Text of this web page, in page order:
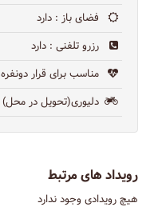
فضای باز : دارد
رزرو تلفنی : دارد
مناسب برای قرار دونفره
دلیوری(تحویل در محل)
رویداد های مرتبط
هیچ رویدادی وجود ندارد